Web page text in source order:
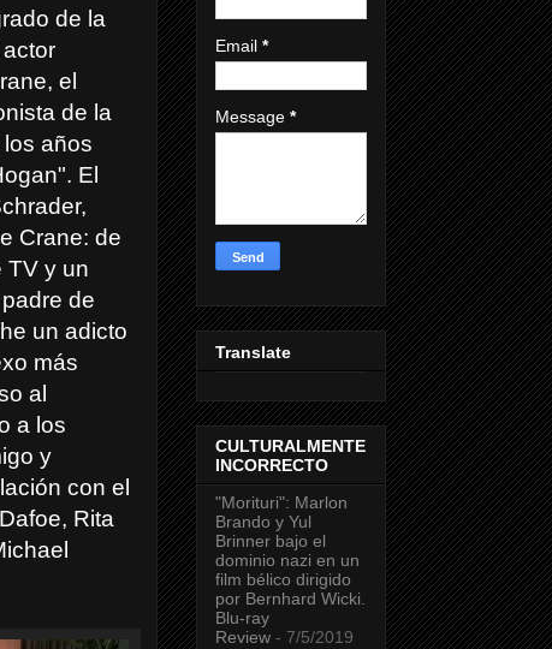
de la
el
de la
años
El
Crane: de
TV y un
de
un adicto
más
al
a los
y
con el
Rita
Email *
Message *
Translate
CULTURALMENTE
INCORRECTO
"Morituri": Marlon
Brando y Yul
Brinner bajo el
dominio nazi en un
film bélico dirigido
por Bernhard Wicki.
Blu-ray
Review - 7/5/2019